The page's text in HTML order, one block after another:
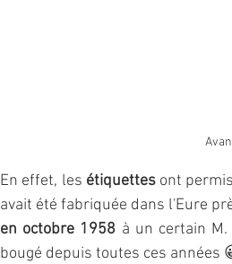
En effet, les étiquettes ont
avait été fabriquée dans l'Eure
en octobre 1958 à un certain
bougé depuis toutes ces années